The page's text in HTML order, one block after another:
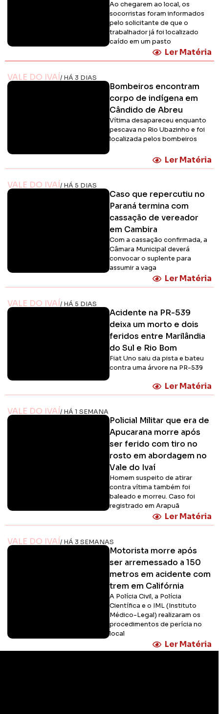
Ao chegarem ao local, os
socorristas foram informados
pelo solicitante de que o
trabalhador já foi localizado
caído em um pasto
Ler Matéria
VALE DO IVAÍ/ HÁ 3 DIAS
Bombeiros encontram
corpo de indígena em
Cândido de Abreu
Vítima desapareceu enquanto
pescava no Rio Ubazinho e foi
localizada pelos bombeiros
Ler Matéria
VALE DO IVAÍ/ HÁ 5 DIAS
Caso que repercutiu no
Paraná termina com
cassação de vereador
em Cambira
Com a cassação confirmada, a
Câmara Municipal deverá
convocar o suplente para
assumir a vaga
Ler Matéria
VALE DO IVAÍ/ HÁ 5 DIAS
Acidente na PR-539
deixa um morto e dois
feridos entre Marilândia
do Sul e Rio Bom
Fiat Uno saiu da pista e bateu
contra uma árvore na PR-539
Ler Matéria
VALE DO IVAÍ/ HÁ 1 SEMANA
Policial Militar que era de
Apucarana morre após
ser ferido com tiro no
rosto em abordagem no
Vale do Ivaí
Homem suspeito de atirar
contra vítima também foi
baleado e morreu. Caso foi
registrado em Arapuã
Ler Matéria
VALE DO IVAÍ/ HÁ 3 SEMANAS
Motorista morre após
ser arremessado a 150
metros em acidente com
trem em Califórnia
A Polícia Civil, a Polícia
Científica e o IML (Instituto
Médico-Legal) realizaram os
procedimentos de perícia no
local
Ler Matéria